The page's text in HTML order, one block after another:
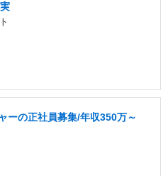
ーの正社員募集/年収350万～